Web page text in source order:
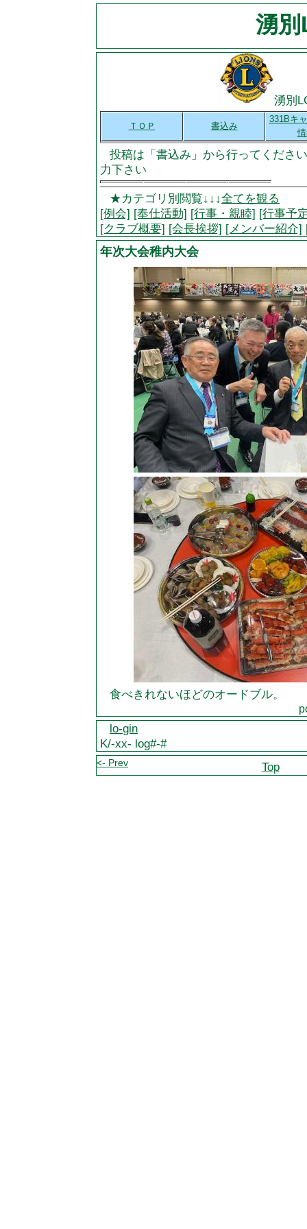
湧
湧別
ＴＯＰ 書込み
331Bキ
投稿は「書込み」から行ってくださ
力下さい
★カテゴリ別閲覧↓↓↓全てを観る
[例会] [奉仕活動] [行事・親睦] [行事予
[クラブ概要] [会長挨拶] [メンバー紹介]
年次大会稚内大会
食べきれないほどのオードブル。
lo-gin
K/-xx- log#-#
<- Prev Top